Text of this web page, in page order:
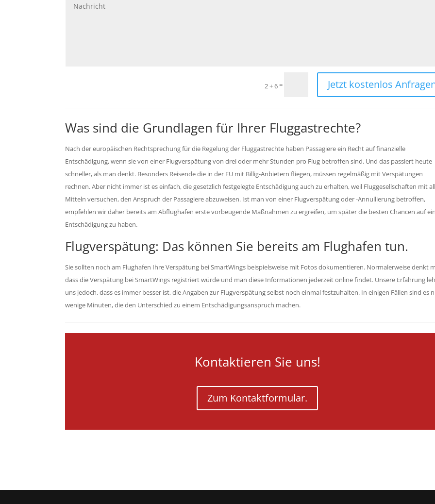
2 + 6= Jetzt kostenlos
Was sind die Grundlagen für Ihrer Fluggastrechte?
Nach der europäischen Rechtsprechung für die Regelung der Fluggastrechte haben Passagiere ein Recht auf finanzielle
Entschädigung, wenn sie von einer Flugverspätung von drei oder mehr Stunden pro Flug betroffen sind. Und das passiert heute
schneller, als man denkt. Besonders Reisende die in der EU mit Billig-Anbietern fliegen, müssen regelmäßig mit Verspätungen
rechnen. Aber nicht immer ist es einfach, die gesetzlich festgelegte Entschädigung auch zu erhalten, weil Fluggesellschaften mit
Mitteln versuchen, den Anspruch der Passagiere abzuweisen. Ist man von einer Flugverspätung oder -Annullierung betroffen,
empfehlen wir daher bereits am Abflughafen erste vorbeugende Maßnahmen zu ergreifen, um später die besten Chancen auf
Entschädigung zu haben.
Flugverspätung: Das können Sie bereits am Flughafen tun.
Sie sollten noch am Flughafen Ihre Verspätung bei SmartWings beispielsweise mit Fotos dokumentieren. Normalerweise denkt
dass die Verspätung bei SmartWings registriert würde und man diese Informationen jederzeit online findet. Unsere Erfahrung
uns jedoch, dass es immer besser ist, die Angaben zur Flugverspätung selbst noch einmal festzuhalten. In einigen Fällen sind es
wenige Minuten, die den Unterschied zu einem Entschädigungsanspruch machen.
Kontaktieren Sie uns!
Zum Kontaktformular.